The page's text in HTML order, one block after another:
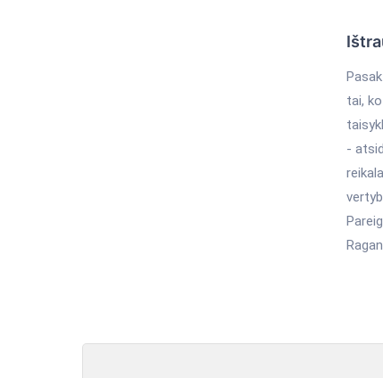
tai,
-